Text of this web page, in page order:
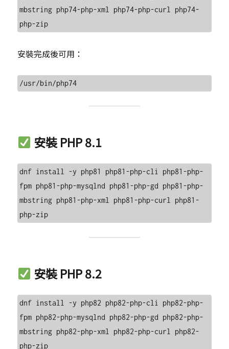
mbstring php74-php-xml php74-php-curl php74-
安裝完成後可用：
安裝 PHP 8.1
dnf install -y php81 php81-php-cli php81-php-
fpm php81-php-mysqlnd php81-php-gd php81-php-
mbstring php81-php-xml php81-php-curl php81-
安裝 PHP 8.2
dnf install -y php82 php82-php-cli php82-php-
fpm php82-php-mysqlnd php82-php-gd php82-php-
mbstring php82-php-xml php82-php-curl php82-